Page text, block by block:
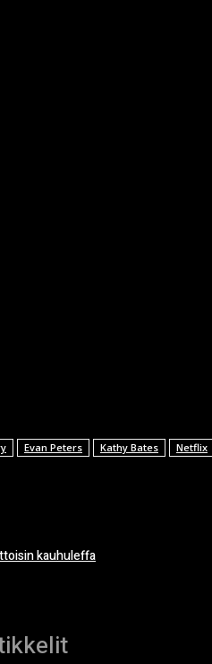
Evan Peters Kathy Bates Netflix
kauhuleffa